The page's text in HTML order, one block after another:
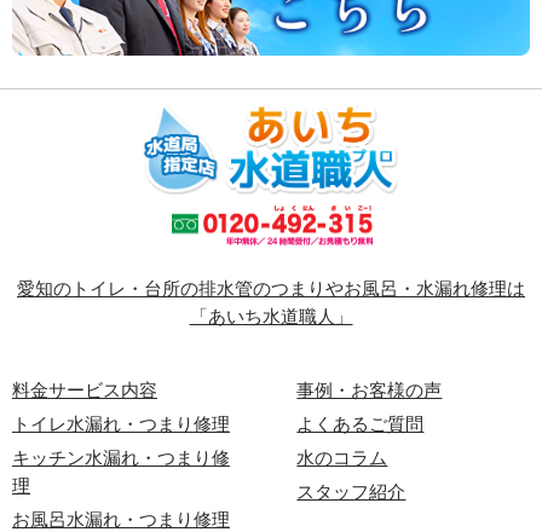
愛知のトイレ・台所の排水管のつまりやお風呂・水漏れ修理は
「あいち水道職人」
料金サービス内容
トイレ水漏れ・つまり修理
キッチン水漏れ・つまり修
理
お風呂水漏れ・つまり修理
事例・お客様の声
よくあるご質問
水のコラム
スタッフ紹介